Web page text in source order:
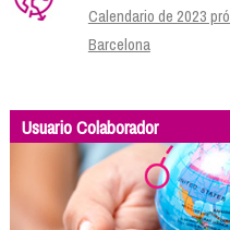
Calendario de 2023
Barcelona
Usuario Colaborador